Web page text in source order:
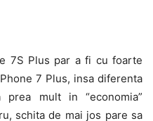
7S Plus par a fi cu foarte
7 Plus, insa diferenta
mult in “economia”
schita de mai jos pare sa